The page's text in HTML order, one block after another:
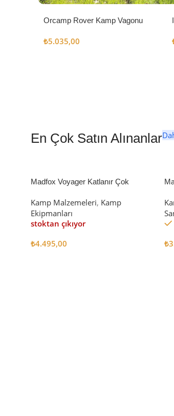
Orcamp Rover Kamp Vagonu
₺5.035,00
En Çok Satın Alınanlar
Madfox Voyager Katlanır Çok
BLACK
Kamp Malzemeleri, Kamp
Ekipmanları
stoktan çıkıyor
₺4.495,00
₺